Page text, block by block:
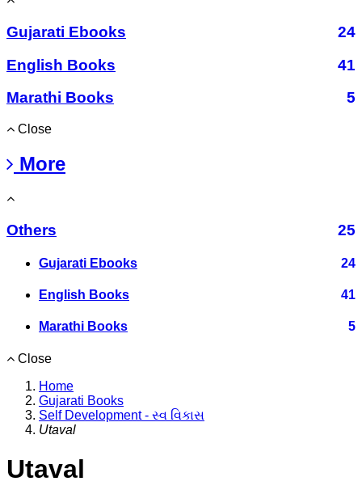
Gujarati Ebooks
24
English Books
41
Marathi Books
5
Close
More
Others 25
Gujarati Ebooks 24
English Books 41
Marathi Books 5
Close
Home
Gujarati Books
Self Development - સ્વ વિકાસ
Utaval
Utaval